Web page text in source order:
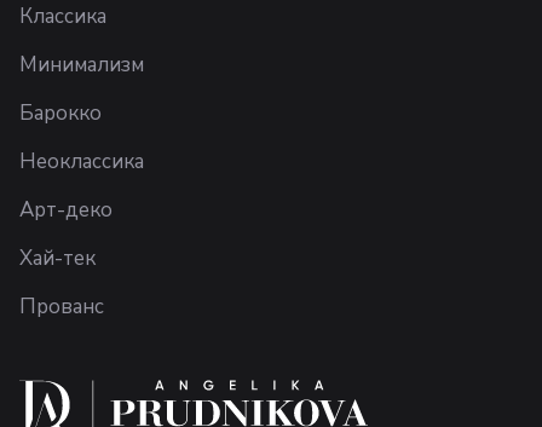
Классика
Минимализм
Барокко
Неоклассика
Арт-деко
Хай-тек
Прованс